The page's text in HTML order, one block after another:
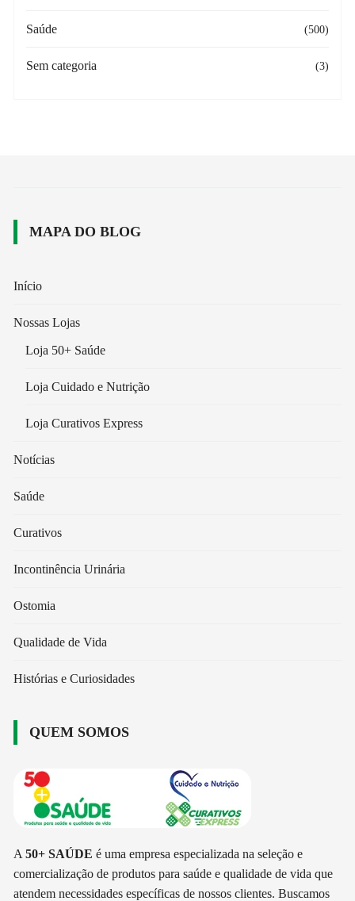
Saúde (500)
Sem categoria (3)
MAPA DO BLOG
Início
Nossas Lojas
Loja 50+ Saúde
Loja Cuidado e Nutrição
Loja Curativos Express
Notícias
Saúde
Curativos
Incontinência Urinária
Ostomia
Qualidade de Vida
Histórias e Curiosidades
QUEM SOMOS
A50+ SAÚDE é uma empresa especializada na seleção e
comercialização de produtos para saúde e qualidade de vida que
atendem necessidades específicas de nossos clientes. Buscamos